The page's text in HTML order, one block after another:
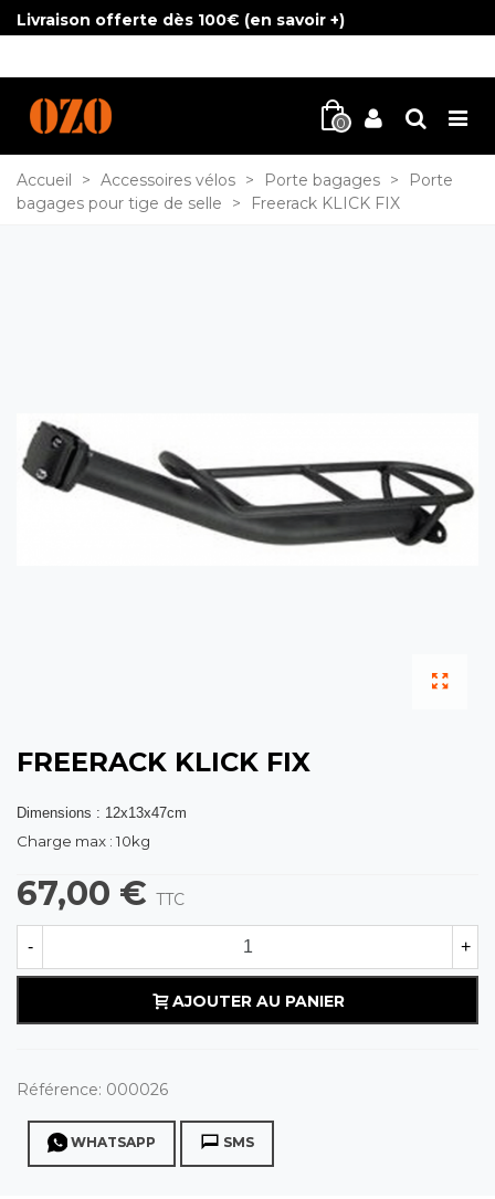
Livraison offerte dès 100€ (en savoir +)
0
Accueil > Accessoires vélos > Porte bagages >
Porte
bagages pour tige de selle
> Freerack KLICK FIX
FREERACK KLICK FIX
Dimensions : 12x13x47cm
Charge max : 10kg
67,00 € TTC
- +
AJOUTER AU PANIER
Référence: 000026
WHATSAPP SMS